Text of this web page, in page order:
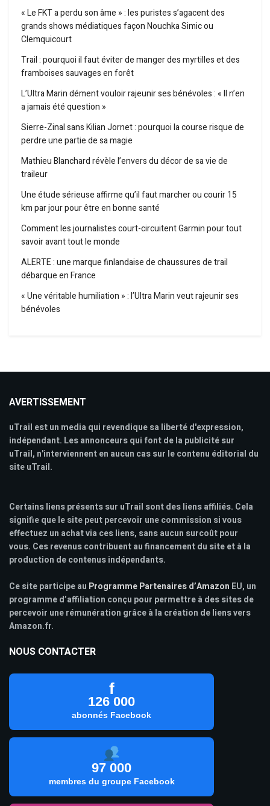
« Le FKT a perdu son âme » : les puristes s’agacent des
grands shows médiatiques façon Nouchka Simic ou
Clemquicourt
Trail : pourquoi il faut éviter de manger des myrtilles et des
framboises sauvages en forêt
L’Ultra Marin dément vouloir rajeunir ses bénévoles : « Il n’en
a jamais été question »
Sierre-Zinal sans Kilian Jornet : pourquoi la course risque de
perdre une partie de sa magie
Mathieu Blanchard révèle l’envers du décor de sa vie de
traileur
Une étude sérieuse affirme qu’il faut marcher ou courir 15
km par jour pour être en bonne santé
Comment les journalistes court-circuitent Garmin pour tout
savoir avant tout le monde
ALERTE : une marque finlandaise de chaussures de trail
débarque en France
« Une véritable humiliation » : l’Ultra Marin veut rajeunir ses
bénévoles
AVERTISSEMENT
uTrail est un media qui revendique sa liberté d'expression,
indépendant. Les annonceurs qui font de la publicité sur
uTrail, n'interviennent en aucun cas sur le contenu éditorial du
site uTrail.
Certains liens présents sur uTrail sont des liens affiliés. Cela
signifie que le site peut percevoir une commission si vous
effectuez un achat via ces liens, sans aucun surcoût pour
vous. Ces revenus contribuent au financement du site et à la
production de contenus indépendants.
Ce site participe au Programme Partenaires d’Amazon EU, un
programme d’affiliation conçu pour permettre à des sites de
percevoir une rémunération grâce à la création de liens vers
Amazon.fr.
NOUS CONTACTER
f
126 000
abonnés Facebook
97 000
membres du groupe Facebook